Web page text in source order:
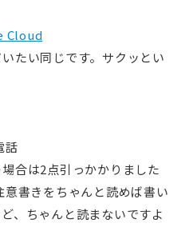
Cloud
たい同じです。サクッとい
話
合は2点引っかかりました
意書きをちゃんと読めば書い
、ちゃんと読まないですよ